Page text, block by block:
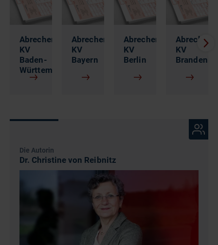
Abrechenbarkeit
KV
Baden-
Württemberg
Abrechenbarkeit
KV
Bayern
Abrechenbarkeit
KV
Berlin
KV
Die Autorin
Dr. Christine von Reibnitz